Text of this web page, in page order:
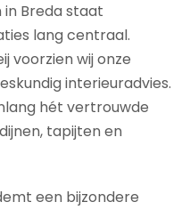
in Breda staat
lang centraal.
voorzien wij onze
interieuradvies.
hét vertrouwde
tapijten en
een bijzondere